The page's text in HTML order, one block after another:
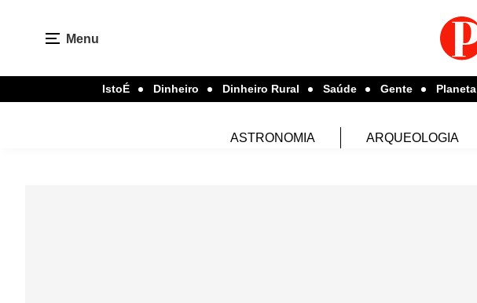
Menu
IstoÉ Dinheiro Dinheiro Rural Saúde Gente Planeta
ASTRONOMIA ARQUEOLOGIA